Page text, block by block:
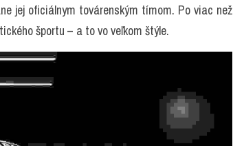
jej oficiálnym továrenským tímom. Po viac než
športu – a to vo veľkom štýle.